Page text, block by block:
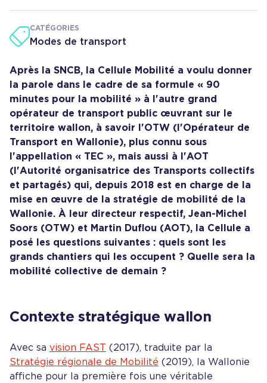
CATÉGORIES
Modes de transport
Après la SNCB, la Cellule Mobilité a voulu donner
la parole dans le cadre de sa formule « 90
minutes pour la mobilité » à l'autre grand
opérateur de transport public œuvrant sur le
territoire wallon, à savoir l'OTW (l'Opérateur de
Transport en Wallonie), plus connu sous
l'appellation « TEC », mais aussi à l'AOT
(l'Autorité organisatrice des Transports collectifs
et partagés) qui, depuis 2018 est en charge de la
mise en œuvre de la stratégie de mobilité de la
Wallonie. À leur directeur respectif, Jean-Michel
Soors (OTW) et Martin Duflou (AOT), la Cellule a
posé les questions suivantes : quels sont les
grands chantiers qui les occupent ? Quelle sera la
mobilité collective de demain ?
Contexte stratégique wallon
Avec sa vision FAST (2017), traduite par la
Stratégie régionale de Mobilité (2019), la Wallonie
affiche pour la première fois une véritable